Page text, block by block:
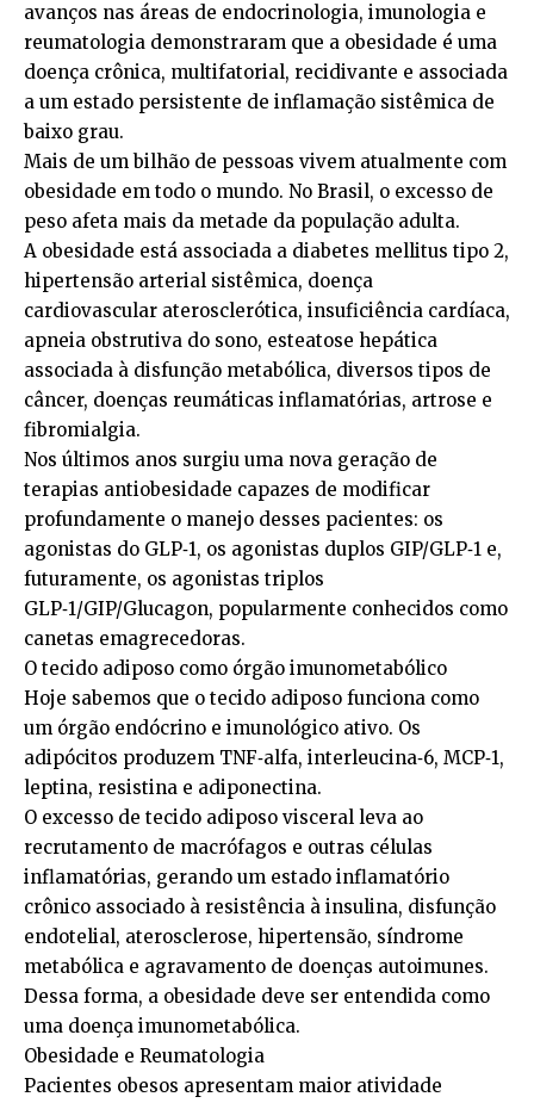
avanços nas áreas de endocrinologia, imunologia e
reumatologia demonstraram que a obesidade é uma
doença crônica, multifatorial, recidivante e associada
a um estado persistente de inflamação sistêmica de
baixo grau.
Mais de um bilhão de pessoas vivem atualmente com
obesidade em todo o mundo. No Brasil, o excesso de
peso afeta mais da metade da população adulta.
A obesidade está associada a diabetes mellitus tipo 2,
hipertensão arterial sistêmica, doença
cardiovascular aterosclerótica, insuficiência cardíaca,
apneia obstrutiva do sono, esteatose hepática
associada à disfunção metabólica, diversos tipos de
câncer, doenças reumáticas inflamatórias, artrose e
fibromialgia.
Nos últimos anos surgiu uma nova geração de
terapias antiobesidade capazes de modificar
profundamente o manejo desses pacientes: os
agonistas do GLP‑1, os agonistas duplos GIP/GLP‑1 e,
futuramente, os agonistas triplos
GLP‑1/GIP/Glucagon, popularmente conhecidos como
canetas emagrecedoras.
O tecido adiposo como órgão imunometabólico
Hoje sabemos que o tecido adiposo funciona como
um órgão endócrino e imunológico ativo. Os
adipócitos produzem TNF‑alfa, interleucina‑6, MCP‑1,
leptina, resistina e adiponectina.
O excesso de tecido adiposo visceral leva ao
recrutamento de macrófagos e outras células
inflamatórias, gerando um estado inflamatório
crônico associado à resistência à insulina, disfunção
endotelial, aterosclerose, hipertensão, síndrome
metabólica e agravamento de doenças autoimunes.
Dessa forma, a obesidade deve ser entendida como
uma doença imunometabólica.
Obesidade e Reumatologia
Pacientes obesos apresentam maior atividade